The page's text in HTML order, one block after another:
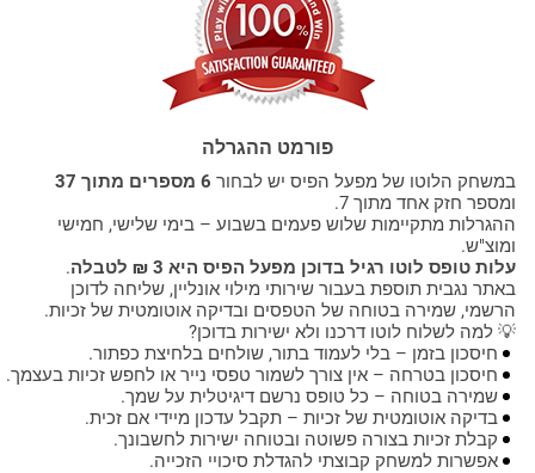
פורמט ההגרלה
במשחק הלוטו של מפעל הפיס יש לבחור 6 מספרים מתוך 37
ומספר חזק אחד מתוך 7.
ההגרלות מתקיימות שלוש פעמים בשבוע – בימי שלישי, חמישי
ומוצ"ש.
עלות טופס לוטו רגיל בדוכן מפעל הפיס היא 3 ₪ לטבלה
.
באתר נגבית תוספת בעבור שירותי מילוי אונליין, שליחה לדוכן
הרשמי, שמירה בטוחה של הטפסים ובדיקה אוטומטית של זכיות.
💡 למה לשלוח לוטו דרכנו ולא ישירות בדוכן?
חיסכון בזמן – בלי לעמוד בתור, שולחים בלחיצת כפתור.
חיסכון בטרחה – אין צורך לשמור טפסי נייר או לחפש זכיות בעצמך.
שמירה בטוחה – כל טופס נרשם דיגיטלית על שמך.
בדיקה אוטומטית של זכיות – תקבל עדכון מיידי אם זכית.
קבלת זכיות בצורה פשוטה ובטוחה ישירות לחשבונך.
אפשרות למשחק קבוצתי להגדלת סיכויי הזכייה.